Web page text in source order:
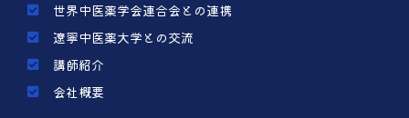
世界中医薬学会連合会との連携
遼寧中医薬大学との交流
講師紹介
会社概要